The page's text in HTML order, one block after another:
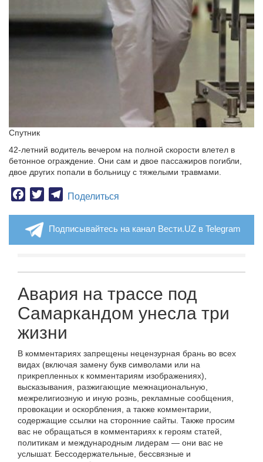
Спутник
42-летний водитель вечером на полной скорости влетел в
бетонное ограждение. Они сам и двое пассажиров погибли,
двое других попали в больницу с тяжелыми травмами.
Facebook
TwitterTelegram
Поделиться
Подписывайтесь на канал Вести.UZ в Telegram
Авария на трассе под
Самаркандом унесла три
жизни
В комментариях запрещены нецензурная брань во всех
видах (включая замену букв символами или на
прикрепленных к комментариям изображениях),
высказывания, разжигающие межнациональную,
межрелигиозную и иную рознь, рекламные сообщения,
провокации и оскорбления, а также комментарии,
содержащие ссылки на сторонние сайты. Также просим
вас не обращаться в комментариях к героям статей,
политикам и международным лидерам — они вас не
услышат. Бессодержательные, бессвязные и